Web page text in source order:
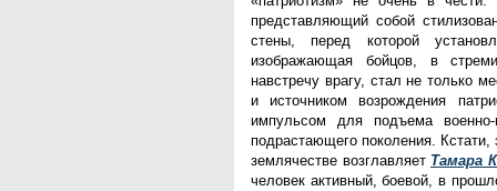
представляющий собой
стены, перед которой
изображающая бойцов, в
навстречу врагу, стал не только
и источником возрождения
импульсом для подъема военно-
подрастающего поколения.
землячестве возглавляет Тамара
человек активный, боевой, в